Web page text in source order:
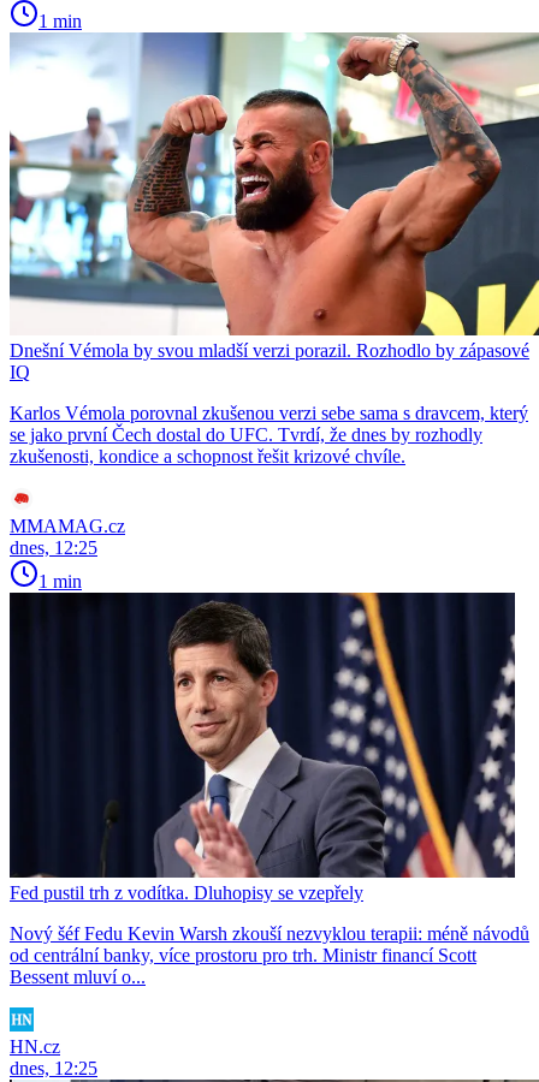
1 min
Dnešní Vémola by svou mladší verzi porazil. Rozhodlo by zápasové
IQ
Karlos Vémola porovnal zkušenou verzi sebe sama s dravcem, který
se jako první Čech dostal do UFC. Tvrdí, že dnes by rozhodly
zkušenosti, kondice a schopnost řešit krizové chvíle.
MMAMAG.cz
dnes, 12:25
1 min
Fed pustil trh z vodítka. Dluhopisy se vzepřely
Nový šéf Fedu Kevin Warsh zkouší nezvyklou terapii: méně návodů
od centrální banky, více prostoru pro trh. Ministr financí Scott
Bessent mluví o...
HN.cz
dnes, 12:25